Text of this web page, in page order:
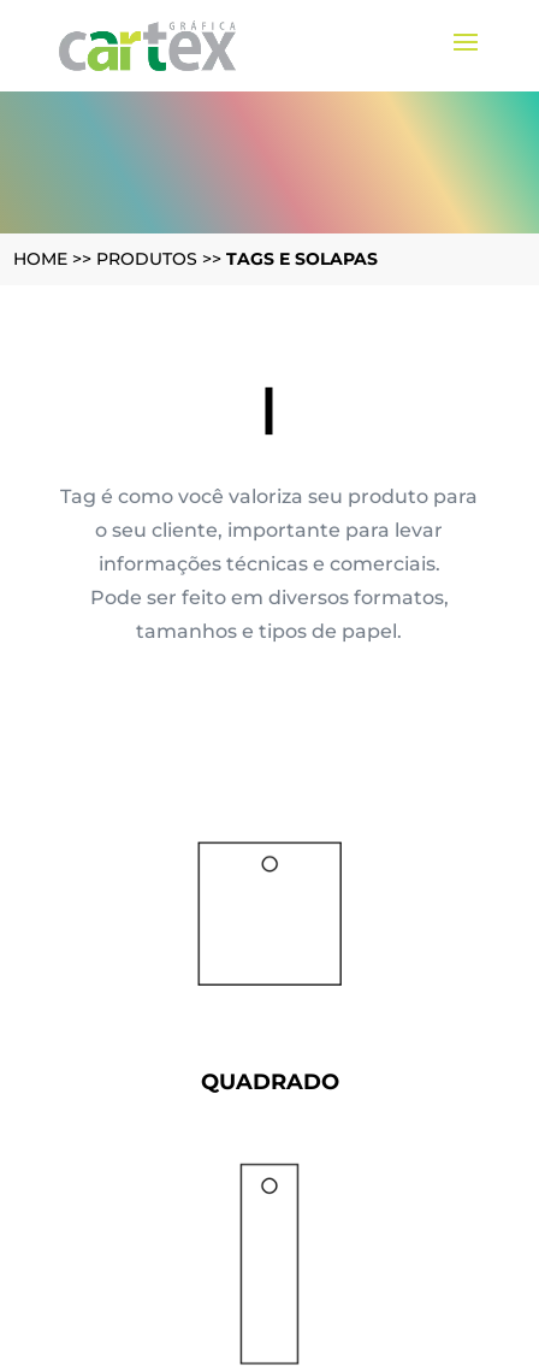
HOME >> PRODUTOS >>TAGS E SOLAPAS
TAG
Tag é como você valoriza seu produto para
o seu cliente, importante para levar
informações técnicas e comerciais.
Pode ser feito em diversos formatos,
tamanhos e tipos de papel.
QUADRADO